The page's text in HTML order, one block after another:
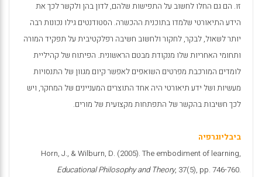
זו. הם גם החלו לחשוב על התפישות שלהם, לדון בהן ולקשר לכך את
הידע התיאורטי שלמדו בתוכנית ההכשרה. הסטודנטים גילו נכונות רבה
יותר לשאול, לבקר, לחקור ולחשוב חשיבה רפלקטיבית על תפקיד המורה
ותחומי האחריות שלו מנקודת מבטם הראשונית. הפיתוח של קהיליית
לומדים המורכבת מפרטים השואפים לאפשר קיום מגוון של התנסויות
מעשיות ושל ידע תיאורטי היה אחד התוצרים המעניינים של המחקר, ויש
לכך חשיבות בהקשר של התפתחות מקצועית של מורים.
ביבליוגרפיה
Horn, J., & Wilburn, D. (2005). The embodiment of learning,
Educational Philosophy and Theory, 37(5), pp. 746-760.